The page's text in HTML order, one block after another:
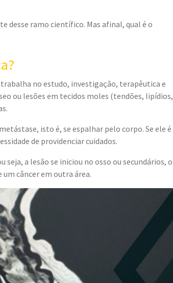
desse ramo científico. Mas afinal, qual é o
no estudo, investigação, terapêutica e
ou lesões em tecidos moles (tendões, lipídios,
isto é, se espalhar pelo corpo. Se ele é
de providenciar cuidados.
a lesão se iniciou no osso ou secundários, o
câncer em outra área.